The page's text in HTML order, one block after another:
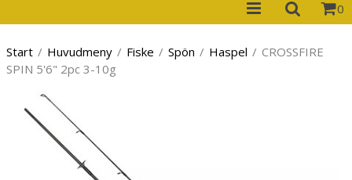
0
Start / Huvudmeny / Fiske / Spön / Haspel / CROSSFIRE
SPIN 5'6" 2pc 3-10g